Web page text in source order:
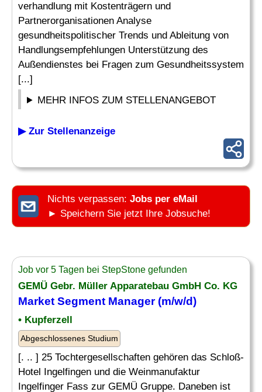
verhandlung mit Kostenträgern und
Partnerorganisationen Analyse
gesundheitspolitischer Trends und Ableitung von
Handlungsempfehlungen Unterstützung des
Außendienstes bei Fragen zum Gesundheitssystem
[...]
MEHR INFOS ZUM STELLENANGEBOT
▶ Zur Stellenanzeige
Nichts verpassen: Jobs per eMail
► Speichern Sie jetzt Ihre Jobsuche!
Job vor 5 Tagen bei StepStone gefunden
GEMÜ Gebr. Müller Apparatebau GmbH Co. KG
Market Segment Manager(m/w/d)
• Kupferzell
Abgeschlossenes Studium
[. .. ] 25 Tochtergesellschaften gehören das Schloß-
Hotel Ingelfingen und die Weinmanufaktur
Ingelfinger Fass zur GEMÜ Gruppe. Daneben ist